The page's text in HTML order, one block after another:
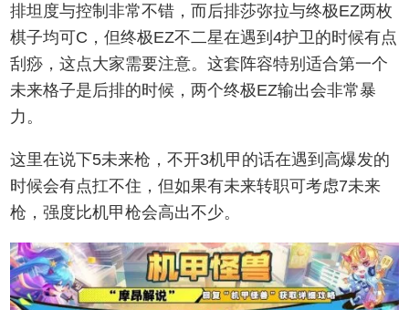
排坦度与控制非常不错，而后排莎弥拉与终极EZ两枚
棋子均可C，但终极EZ不二星在遇到4护卫的时候有点
刮痧，这点大家需要注意。这套阵容特别适合第一个
未来格子是后排的时候，两个终极EZ输出会非常暴
力。
这里在说下5未来枪，不开3机甲的话在遇到高爆发的
时候会有点扛不住，但如果有未来转职可考虑7未来
枪，强度比机甲枪会高出不少。